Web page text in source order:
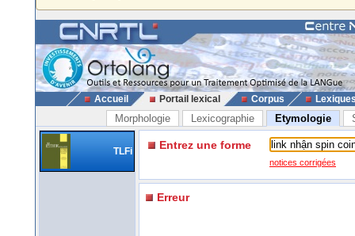
Accueil Portail lexical Corpus
Morphologie Lexicographie Etymologie
TLFi Entrez une forme
notices corrigées
Erreur